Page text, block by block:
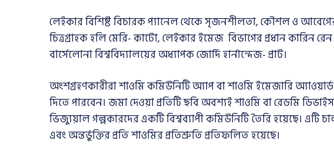
লেইকার বিশিষ্ট বিচারক প্যানেল থেকে সৃজনশীলতা, কৌশল ও আবেগের
চিত্রগ্রাহক হলি মেরি- কাটো, লেইকার ইমেজ বিভাগের প্রধান কারিন
বার্সেলোনা বিশ্ববিদ্যালয়ের অধ্যাপক জোর্দি হার্নান্দেজ- প্রাট।
অংশগ্রহণকারীরা শাওমি কমিউনিটি অ্যাপ বা শাওমি ইমেজারি
দিতে পারবেন। জমা দেওয়া প্রতিটি ছবি অবশ্যই শাওমি বা রেডমি
ভিজ্যুয়াল গল্পকারদের একটি বিশ্বব্যাপী কমিউনিটি তৈরি হয়েছে।
এবং অন্তর্ভুক্তির প্রতি শাওমির প্রতিশ্রুতি প্রতিফলিত হয়েছে।